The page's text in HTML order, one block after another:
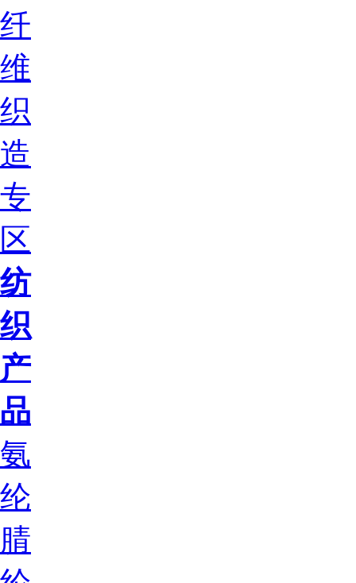
纤
维
织
造
专
区
纺
织
产
品
氨
纶
腈